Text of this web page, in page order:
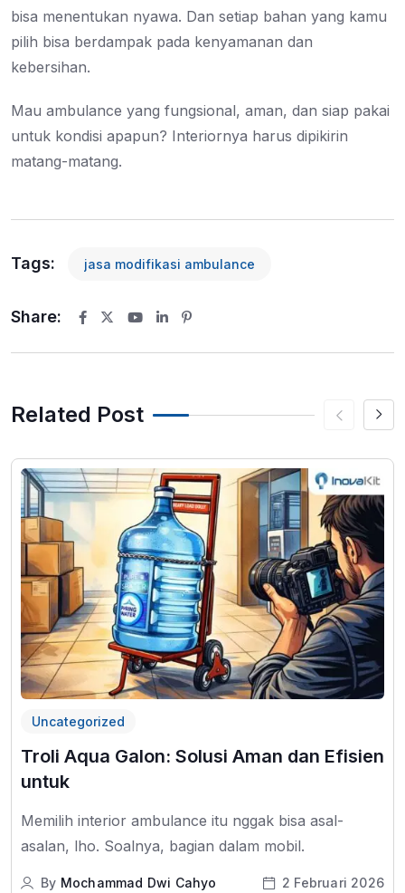
bisa menentukan nyawa. Dan setiap bahan yang kamu
pilih bisa berdampak pada kenyamanan dan
kebersihan.
Mau ambulance yang fungsional, aman, dan siap pakai
untuk kondisi apapun? Interiornya harus dipikirin
matang-matang.
Tags: jasa modifikasi ambulance
Share:
Youtube
LinkedIn
Related Post
Uncategorized
Troli Aqua Galon: Solusi Aman dan Efisien
untuk
Memilih interior ambulance itu nggak bisa asal-
asalan, lho. Soalnya, bagian dalam mobil.
By Mochammad Dwi Cahyo 2 Februari 2026